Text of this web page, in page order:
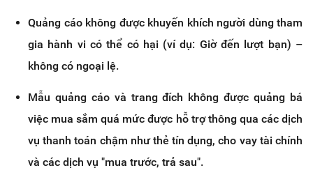
Quảng cáo không được khuyến khích người dùng tham
gia hành vi có thể có hại (ví dụ: Giờ đến lượt bạn) –
không có ngoại lệ.
Mẫu quảng cáo và trang đích không được quảng bá
việc mua sắm quá mức được hỗ trợ thông qua các dịch
vụ thanh toán chậm như thẻ tín dụng, cho vay tài chính
và các dịch vụ "mua trước, trả sau".